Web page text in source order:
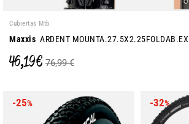
Cubiertas Mtb
Maxxis ARDENT
46,19 € 76,99 €
-25% -32%